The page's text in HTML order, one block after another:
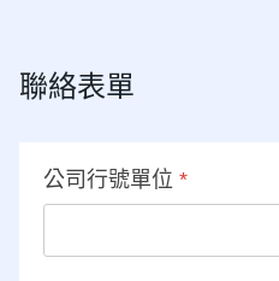
聯絡表單
公司行號單位 *